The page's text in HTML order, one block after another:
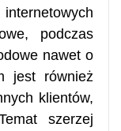
podczas
nawet o
jest również
klientów,
szerzej